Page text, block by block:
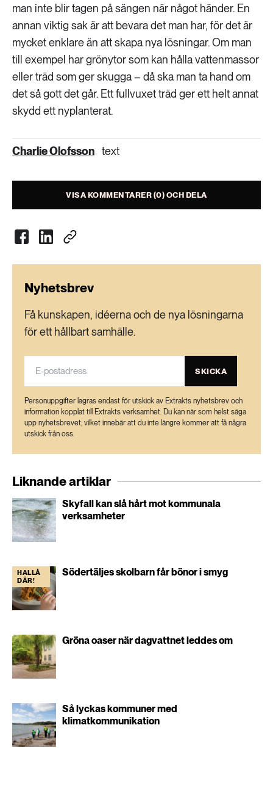
man inte blir tagen på sängen när något händer. En
annan viktig sak är att bevara det man har, för det är
mycket enklare än att skapa nya lösningar. Om man
till exempel har grönytor som kan hålla vattenmassor
eller träd som ger skugga – då ska man ta hand om
det så gott det går. Ett fullvuxet träd ger ett helt annat
skydd ett nyplanterat.
Charlie Olofsson text
VISA KOMMENTARER (0) OCH DELA
Nyhetsbrev
Få kunskapen, idéerna och de nya lösningarna
för ett hållbart samhälle.
SKICKA
Personuppgifter lagras endast för utskick av Extrakts nyhetsbrev och
information kopplat till Extrakts verksamhet. Du kan när som helst säga
upp nyhetsbrevet, vilket innebär att du inte längre kommer att få några
utskick från oss.
Liknande artiklar
Skyfall kan slå hårt mot kommunala
verksamheter
HALLÅ
DÄR!
Södertäljes skolbarn får bönor i smyg
Gröna oaser när dagvattnet leddes om
Så lyckas kommuner med
klimatkommunikation